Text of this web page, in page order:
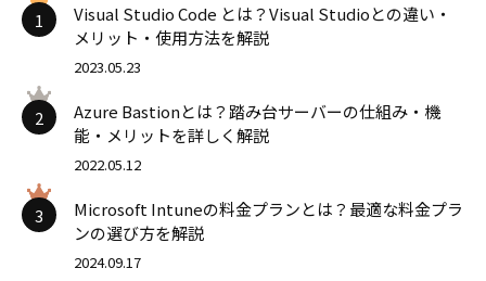
1
Visual Studio Code とは？Visual Studioとの違い・
メリット・使用方法を解説
2023.05.23
2
Azure Bastionとは？踏み台サーバーの仕組み・機
能・メリットを詳しく解説
2022.05.12
3
Microsoft Intuneの料金プランとは？最適な料金プラ
ンの選び方を解説
2024.09.17